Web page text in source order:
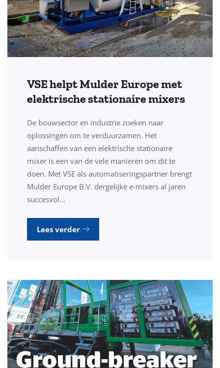
VSE helpt Mulder Europe met
elektrische stationaire mixers
De bouwsector en industrie zoeken naar
oplossingen om te verduurzamen. Het
aanschaffen van een elektrische stationaire
mixer is een van de vele manieren om dit te
doen. Met VSE als automatiseringspartner brengt
Mulder Europe B.V. dergelijke e-mixers al jaren
succesvol…
Lees verder